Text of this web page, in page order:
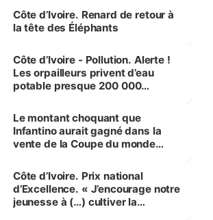
Côte d’Ivoire. Renard de retour à
la tête des Éléphants
Côte d’Ivoire - Pollution. Alerte !
Les orpailleurs privent d’eau
potable presque 200 000
Le montant choquant que
Infantino aurait gagné dans la
vente de la Coupe du monde
Côte d’Ivoire. Prix national
d’Excellence. « J’encourage notre
jeunesse à (…) cultiver la